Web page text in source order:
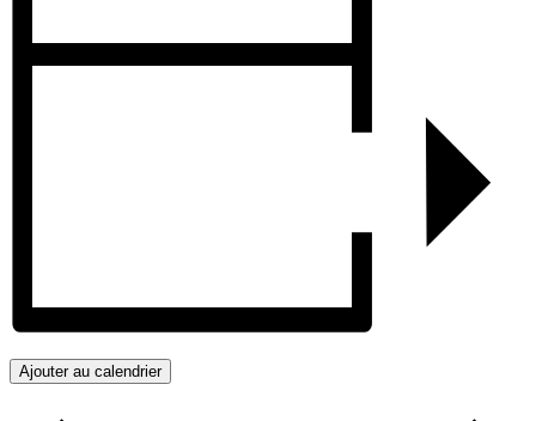
Ajouter au calendrier